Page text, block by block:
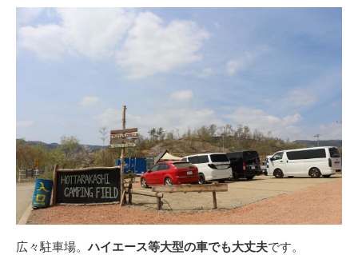
広々駐車場。ハイエース等大型の車でも大丈夫です。